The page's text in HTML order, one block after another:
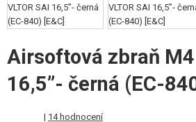
VYSÍLAČKY, HEADSETY, KAMERY
DOPLŇKY KE ZBRANÍM, POPRUHY
NÁHRADNÍ DÍLY, UPGRADE
Airsoftová zbraň M4
16,5”- černá (EC-
| 14 hodnocení